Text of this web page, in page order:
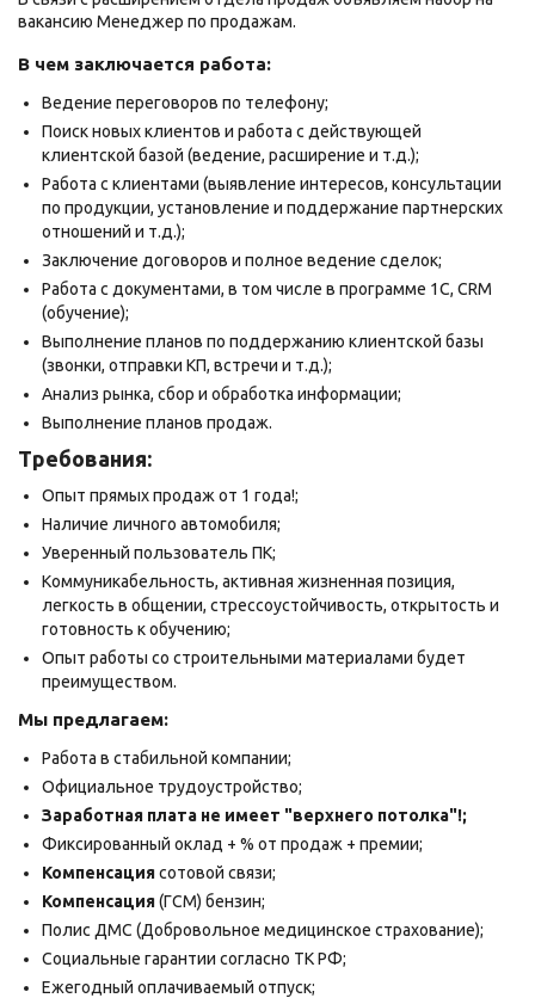
вакансию Менеджер по продажам.
В чем заключается работа:
Ведение переговоров по телефону;
Поиск новых клиентов и работа с действующей
клиентской базой (ведение, расширение и т.д.);
Работа с клиентами (выявление интересов, консультации
по продукции, установление и поддержание партнерских
отношений и т.д.);
Заключение договоров и полное ведение сделок;
Работа с документами, в том числе в программе 1С, CRM
(обучение);
Выполнение планов по поддержанию клиентской базы
(звонки, отправки КП, встречи и т.д.);
Анализ рынка, сбор и обработка информации;
Выполнение планов продаж.
Требования:
Опыт прямых продаж от 1 года!;
Наличие личного автомобиля;
Уверенный пользователь ПК;
Коммуникабельность, активная жизненная позиция,
легкость в общении, стрессоустойчивость, открытость и
готовность к обучению;
Опыт работы со строительными материалами будет
преимуществом.
Мы предлагаем:
Работа в стабильной компании;
Официальное трудоустройство;
Заработная плата не имеет "верхнего потолка"!;
Фиксированный оклад + % от продаж + премии;
Компенсациясотовой связи;
Компенсация(ГСМ) бензин;
Полис ДМС (Добровольное медицинское страхование);
Социальные гарантии согласно ТК РФ;
Ежегодный оплачиваемый отпуск;